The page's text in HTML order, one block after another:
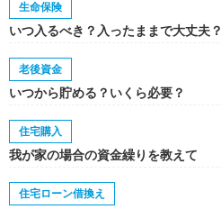
生命保険
いつ入るべき？入ったままで大丈夫？
老後資金
いつから貯める？いくら必要？
住宅購入
我が家の場合の資金繰りを教えて
住宅ローン借換え